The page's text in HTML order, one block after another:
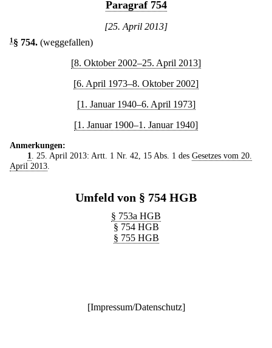
Paragraf 754
[25. April 2013]
1 § 754. (weggefallen)
[8. Oktober 2002–25. April 2013]
[6. April 1973–8. Oktober 2002]
[1. Januar 1940–6. April 1973]
[1. Januar 1900–1. Januar 1940]
Anmerkungen:
1
. 25. April 2013: Artt. 1 Nr. 42, 15 Abs. 1 des Gesetzes vom 20.
April 2013
Umfeld von § 754 HGB
§ 753a HGB
§ 754 HGB
§ 755 HGB
[Impressum/Datenschutz]